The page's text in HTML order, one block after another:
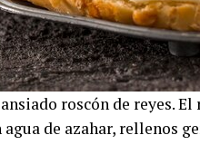
roscón de reyes.
de azahar, rellenos